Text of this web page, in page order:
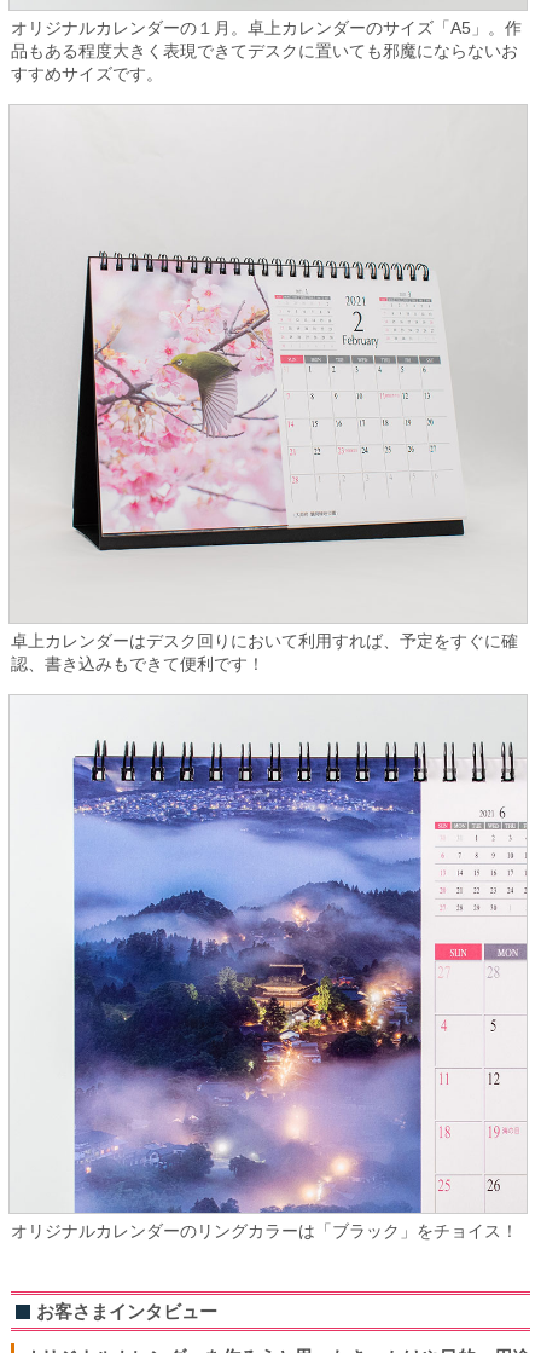
オリジナルカレンダーの１月。卓上カレンダーのサイズ「A5」。作
品もある程度大きく表現できてデスクに置いても邪魔にならないお
すすめサイズです。
卓上カレンダーはデスク回りにおいて利用すれば、予定をすぐに確
認、書き込みもできて便利です！
オリジナルカレンダーのリングカラーは「ブラック」をチョイス！
お客さまインタビュー